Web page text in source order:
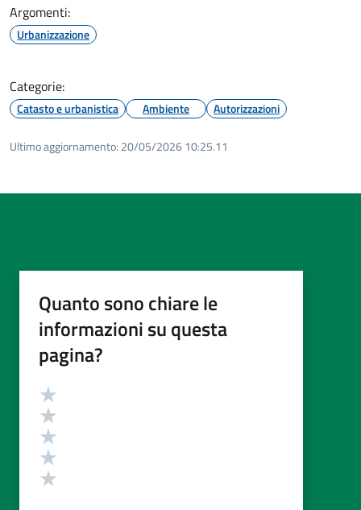
Argomenti:
Urbanizzazione
Categorie:
Catasto e urbanistica Ambiente Autorizzazioni
Ultimo aggiornamento: 20/05/2026 10:25.11
Quanto sono chiare le
informazioni su questa
pagina?
Valutazione